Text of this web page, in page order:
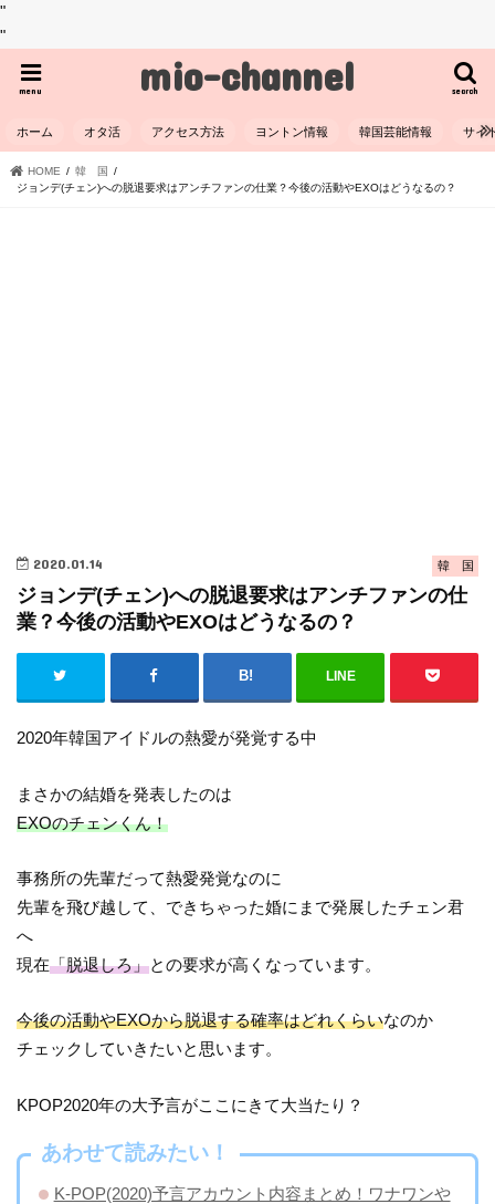
"
"
mio-channel search
menu
ホーム オタ活 アクセス方法 ヨントン情報 韓国芸能情報 サイ
HOME
韓 国
ジョンデ(チェン)への脱退要求はアンチファンの仕業？今後の活動やEXOはどうなるの？
韓 国
2020.01.14
ジョンデ(チェン)への脱退要求はアンチファンの仕
業？今後の活動やEXOはどうなるの？
LINE
2020年韓国アイドルの熱愛が発覚する中
まさかの結婚を発表したのは
EXOのチェンくん！
事務所の先輩だって熱愛発覚なのに
先輩を飛び越して、できちゃった婚にまで発展したチェン君
へ
現在「脱退しろ」との要求が高くなっています。
今後の活動やEXOから脱退する確率はどれくらいなのか
チェックしていきたいと思います。
KPOP2020年の大予言がここにきて大当たり？
あわせて読みたい！
K-POP(2020)予言アカウント内容まとめ！ワナワンや